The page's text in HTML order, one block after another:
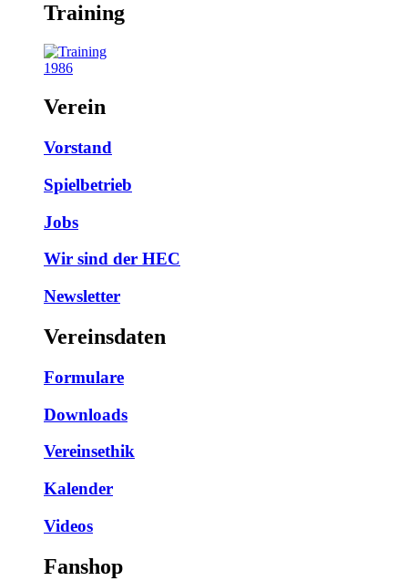
Training
1986
Verein
Vorstand
Spielbetrieb
Jobs
Wir sind der HEC
Newsletter
Vereinsdaten
Formulare
Downloads
Vereinsethik
Kalender
Videos
Fanshop